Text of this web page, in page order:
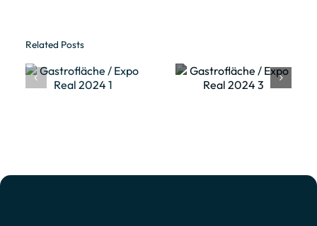
Related Posts
Gastrofläche
/ Expo Real
Gastrofläche
/ Expo Real